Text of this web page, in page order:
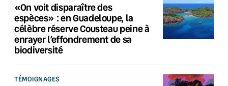
«On voit disparaître des
espèces» : en Guadeloupe, la
célèbre réserve Cousteau peine à
enrayer l’effondrement de sa
biodiversité
TÉMOIGNAGES